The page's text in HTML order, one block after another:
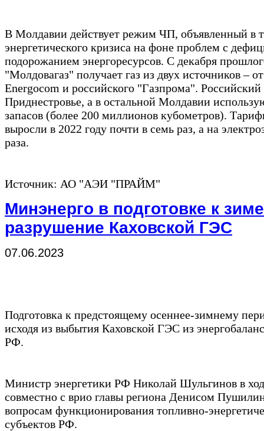
В Молдавии действует режим ЧП, объявленный в
энергетического кризиса на фоне проблем с
подорожанием энергоресурсов. С декабря
"Молдовагаз" получает газ из двух источников –
Energocom и российского "Газпрома". Российский
Приднестровье, а в остальной Молдавии
запасов (более 200 миллионов кубометров).
выросли в 2022 году почти в семь раз, а на
раза.
Источник: АО "АЭИ "ПРАЙМ"
Минэнерго в подготовке к
разрушение Каховской ГЭС
07.06.2023
Подготовка к предстоящему осеннее-зимнему
исходя из выбытия Каховской ГЭС из
РФ.
Министр энергетики РФ Николай Шульгинов в
совместно с врио главы региона Денисом
вопросам функционирования топливно-
субъектов РФ.